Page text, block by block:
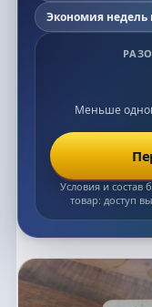
Экономия недель
Меньше
Условия и
товар: доступ
Список